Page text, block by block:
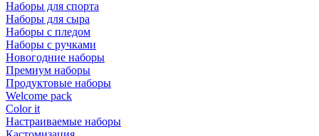
Наборы для спорта
Наборы для сыра
Наборы с пледом
Наборы с ручками
Новогодние наборы
Премиум наборы
Продуктовые наборы
Welcome pack
Color it
Настраиваемые наборы